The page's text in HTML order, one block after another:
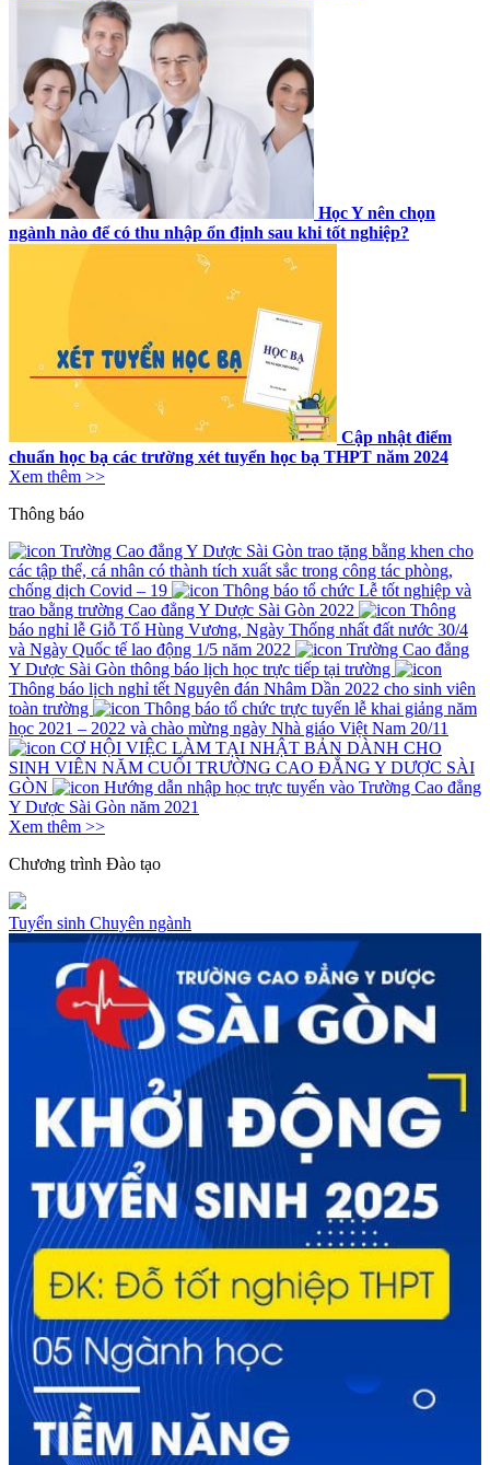
Học Y nên chọn
ngành nào để có thu nhập ổn định sau khi tốt nghiệp?
Cập nhật điểm
chuẩn học bạ các trường xét tuyển học bạ THPT năm 2024
Xem thêm >>
Thông báo
Trường Cao đẳng Y Dược Sài Gòn trao tặng bằng khen cho
các tập thể, cá nhân có thành tích xuất sắc trong công tác phòng,
chống dịch Covid – 19
Thông báo tổ chức Lễ tốt nghiệp và
trao bằng trường Cao đẳng Y Dược Sài Gòn 2022
Thông
báo nghỉ lễ Giỗ Tổ Hùng Vương, Ngày Thống nhất đất nước 30/4
và Ngày Quốc tế lao động 1/5 năm 2022
Trường Cao đẳng
Y Dược Sài Gòn thông báo lịch học trực tiếp tại trường
Thông báo lịch nghỉ tết Nguyên đán Nhâm Dần 2022 cho sinh viên
toàn trường
Thông báo tổ chức trực tuyến lễ khai giảng năm
học 2021 – 2022 và chào mừng ngày Nhà giáo Việt Nam 20/11
CƠ HỘI VIỆC LÀM TẠI NHẬT BẢN DÀNH CHO
SINH VIÊN NĂM CUỐI TRƯỜNG CAO ĐẲNG Y DƯỢC SÀI
GÒN
Hướng dẫn nhập học trực tuyến vào Trường Cao đẳng
Y Dược Sài Gòn năm 2021
Xem thêm >>
Chương trình Đào tạo
Tuyển sinh Chuyên ngành